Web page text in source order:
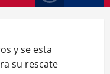
y se esta
su rescate